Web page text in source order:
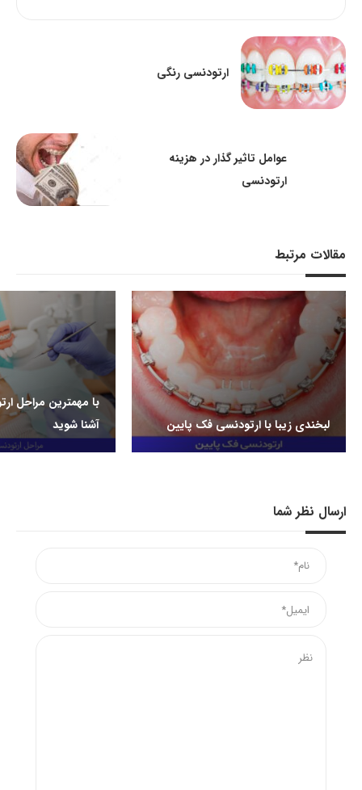
ارتودنسی رنگی
عوامل تاثیر گذار در هزینه
ارتودنسی
مقالات مرتبط
لبخندی زیبا با ارتودنسی فک پایین
با مهمترین مراحل
آشنا شوید
ارسال نظر شما